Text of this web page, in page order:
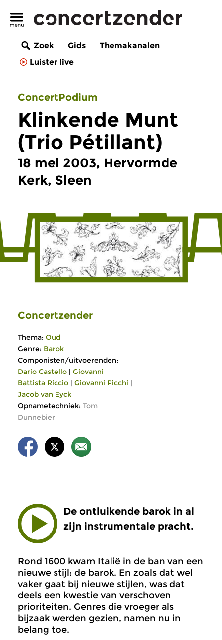
Zoek Gids
Themakanalen
Luister live
ConcertPodium
Klinkende Munt
(Trio Pétillant)
18 mei 2003, Hervormde
Kerk, Sleen
Concertzender
Thema: Oud
Genre: Barok
Componisten/uitvoerenden:
Dario Castello | Giovanni
Battista Riccio | Giovanni Picchi |
Jacob van Eyck
Opnametechniek: Tom
Dunnebier
De ontluikende barok in al
zijn instrumentale pracht.
Rond 1600 kwam Italië in de ban van een
nieuwe stijl: de barok. En zoals dat wel
vaker gaat bij nieuwe stijlen, was dat
deels een kwestie van verschoven
prioriteiten. Genres die vroeger als
bijzaak werden gezien, namen nu in
belang toe.